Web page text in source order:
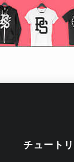
チュート